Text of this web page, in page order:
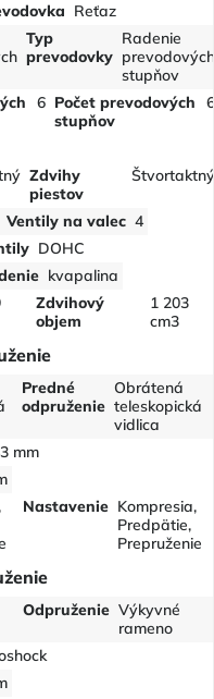
Reťaz
Typ
prevodovky
Radenie
prevodových
stupňov
6 Počet prevodových
stupňov
6
Zdvihy
piestov
Štvortaktný
Ventily na valec 4
DOHC
kvapalina
Zdvihový
objem
1 203
cm3
Predné
odpruženie
Obrátená
teleskopická
vidlica
mm
Nastavenie Kompresia,
Predpätie,
Prepruženie
Odpruženie Výkyvné
rameno